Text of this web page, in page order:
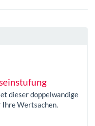
dieser doppelwandige
Ihre Wertsachen.